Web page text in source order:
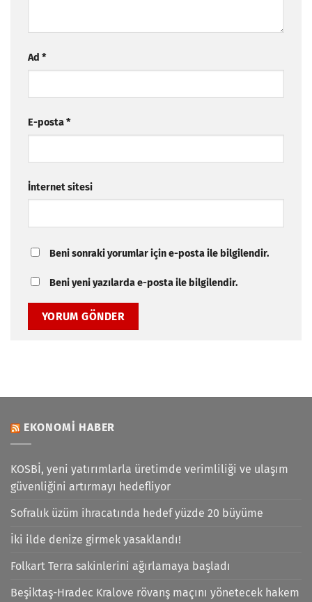
Ad *
E-posta*
İnternet sitesi
Beni sonraki yorumlar için e-posta ile bilgilendir.
Beni yeni yazılarda e-posta ile bilgilendir.
EKONOMI HABER
KOSBİ, yeni yatırımlarla üretimde verimliliği ve ulaşım
güvenliğini artırmayı hedefliyor
Sofralık üzüm ihracatında hedef yüzde 20 büyüme
İki ilde denize girmek yasaklandı!
Folkart Terra sakinlerini ağırlamaya başladı
Beşiktaş-Hradec Kralove rövanş maçını yönetecek hakem